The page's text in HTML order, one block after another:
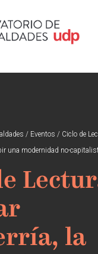
/ Eventos / Ciclo de
una modernidad no-
la